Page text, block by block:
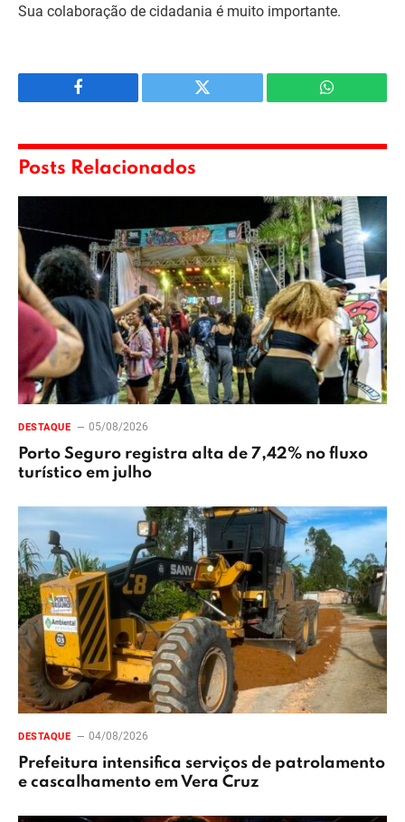
Sua colaboração de cidadania é muito importante.
Facebook Twitter WhatsApp
Posts Relacionados
DESTAQUE 05/08/2026
Porto Seguro registra alta de 7,42% no fluxo
turístico em julho
DESTAQUE 04/08/2026
Prefeitura intensifica serviços de patrolamento
e cascalhamento em Vera Cruz